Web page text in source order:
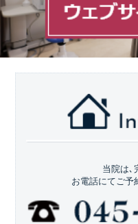
当院は､
お電話にてご予